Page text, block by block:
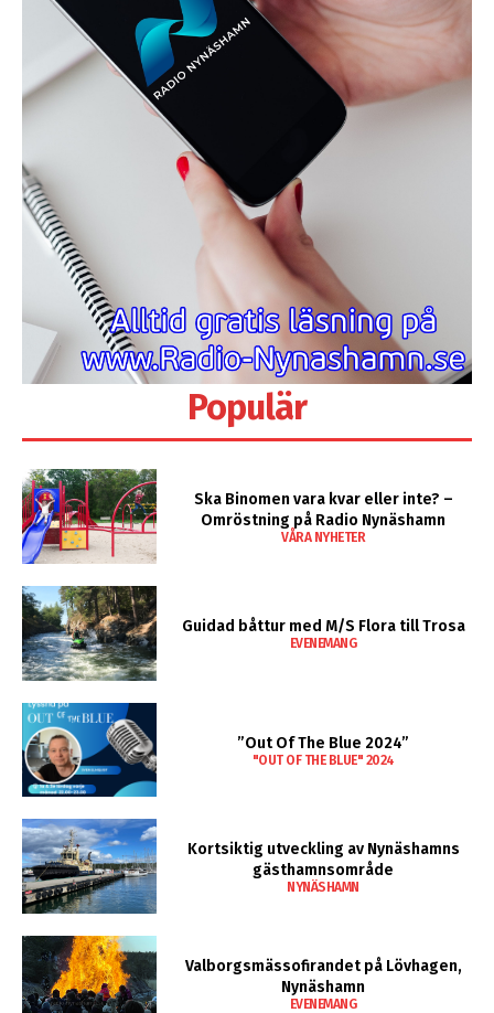
Populär
Ska Binomen vara kvar eller inte? –
Omröstning på Radio Nynäshamn
VÅRA NYHETER
Guidad båttur med M/S Flora till Trosa
EVENEMANG
”Out Of The Blue 2024”
"OUT OF THE BLUE" 2024
Kortsiktig utveckling av Nynäshamns
gästhamnsområde
NYNÄSHAMN
Valborgsmässofirandet på Lövhagen,
Nynäshamn
EVENEMANG